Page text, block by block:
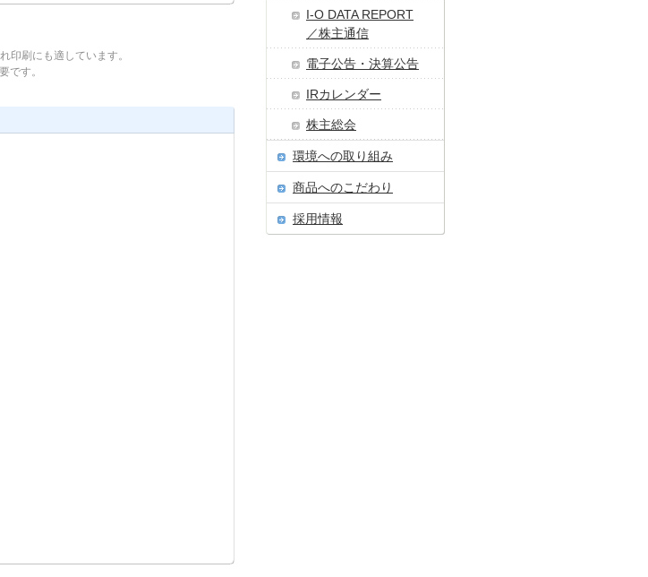
印刷にも適しています。
です。
I-O DATA REPORT
／株主通信
電子公告・決算公告
IRカレンダー
株主総会
環境への取り組み
商品へのこだわり
採用情報